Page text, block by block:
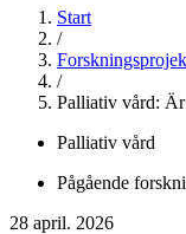
Start
/
/
Palliativ vård:
Palliativ vård
Pågående
28 april. 2026